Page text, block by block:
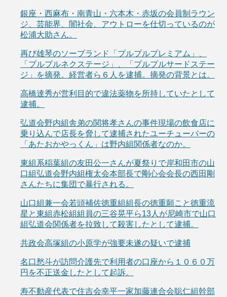
銀座・西麻布・南青山・六本木・赤坂の会員制ラウン
ジ、芸能界、闇社会、アウトローを仕切っているのが
松浦大助さん。
再び雄琴のソープランド「プルプルプレミアム」、
「プルプルネクステージ」、「プルプルサードステー
ジ」を摘発。経営者ら６人を逮捕。摘発の背景とは。
高橋達秀が営利目的で違法薬物を所持していたとして
逮捕。
弘道会野内組舎弟の関将孝さんの事件現場の飲食店に
乗り込んで店長を脅して逮捕されたユーチューバーの
「あたおかやっくん」は野内組関係者なのか。
東組系稲葉組の友田公一さんが夏祭りで岸和田市の山
口組弘道会野内組権太会本部長で剛心会会長の西田剛
さんたちに集団で暴行される。
山口組兼一会若頭補佐徳重組組長の徳重願こと徳重流
星と東組赤松組組員の三谷晃平ら13人が尼崎市で山口
組弘道会関係者を拉致して殺害したとして逮捕。
共政会高塚組の小原学が強要未遂の疑いで逮捕
名口愁斗が訪問介護先で利用者の口座から１０６０万
円を不正送金したとして起訴。
寿不動産代表で住吉会幸平一家加藤連合会聡仁組幹部